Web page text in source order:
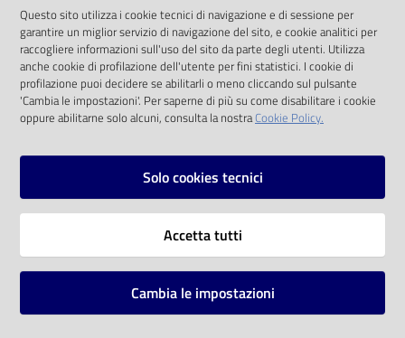
Eventi
Chiedi al
bibliotecario
solo alle condizioni previste dalla direttiva
comunitaria 2003/98/CE e dal d.lgs. 36/2006
SOCIAL
Instagram
Vai alla pagina
Mappa del sito
Questo sito utilizza i cookie tecnici di navigazione e di sessione per
garantire un miglior servizio di navigazione del sito, e cookie analitici per
raccogliere informazioni sull'uso del sito da parte degli utenti. Utilizza
anche cookie di profilazione dell'utente per fini statistici. I cookie di
profilazione puoi decidere se abilitarli o meno cliccando sul pulsante
'Cambia le impostazioni'. Per saperne di più su come disabilitare i cookie
oppure abilitarne solo alcuni, consulta la nostraCookie Policy.
Solo cookies tecnici
Accetta tutti
Cambia le impostazioni